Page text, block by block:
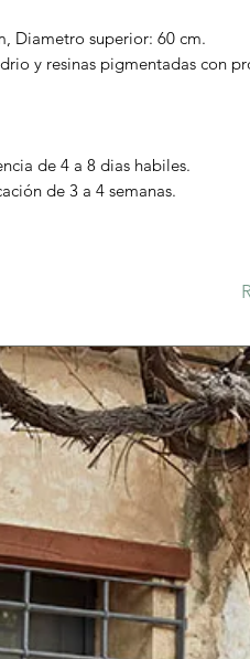
Diametro superior: 60 cm.
y resinas pigmentadas con
de 4 a 8 dias habiles.
de 3 a 4 semanas.